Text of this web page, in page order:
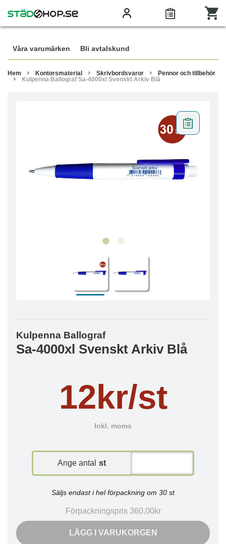
Våra varumärken Bli avtalskund
Hem Kontorsmaterial Skrivbordsvaror
Pennor och tillbehör
Kulpenna Ballograf Sa-4000xl Svenskt Arkiv Blå
Kulpenna Ballograf
Sa-4000xl Svenskt Arkiv Blå
12kr/st
Inkl. moms
Ange antal st
Säljs endast i hel förpackning om 30 st
Förpackningspris 360,00kr
LÄGG I VARUKORGEN